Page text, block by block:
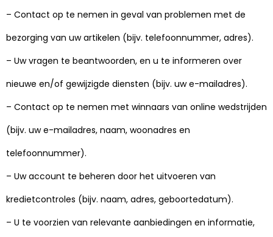
– Contact op te nemen in geval van problemen met de
bezorging van uw artikelen (bijv. telefoonnummer, adres).
– Uw vragen te beantwoorden, en u te informeren over
nieuwe en/of gewijzigde diensten (bijv. uw e-mailadres).
– Contact op te nemen met winnaars van online wedstrijden
(bijv. uw e-mailadres, naam, woonadres en
telefoonnummer).
– Uw account te beheren door het uitvoeren van
kredietcontroles (bijv. naam, adres, geboortedatum).
– U te voorzien van relevante aanbiedingen en informatie,